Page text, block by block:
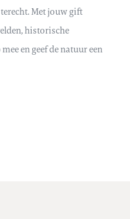
Met jouw gift
historische
en geef de natuur een